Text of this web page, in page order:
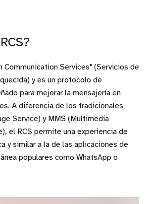
Communication Services" (Servicios de
y es un protocolo de
para mejorar la mensajería en
A diferencia de los tradicionales
Service) y MMS (Multimedia
el RCS permite una experiencia de
y similar a la de las aplicaciones de
populares como WhatsApp o